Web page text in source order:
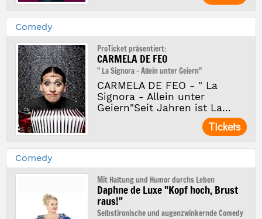
Comedy
ProTicket präsentiert:
CARMELA DE FEO
" La Signora - Allein unter Geiern"
CARMELA DE FEO - " La
Signora - Allein unter
Geiern"Seit Jahren ist La...
Tickets
Comedy
Mit Haltung und Humor durchs Leben
Daphne de Luxe "Kopf hoch, Brust
raus!"
Selbstironische und augenzwinkernde Comedy